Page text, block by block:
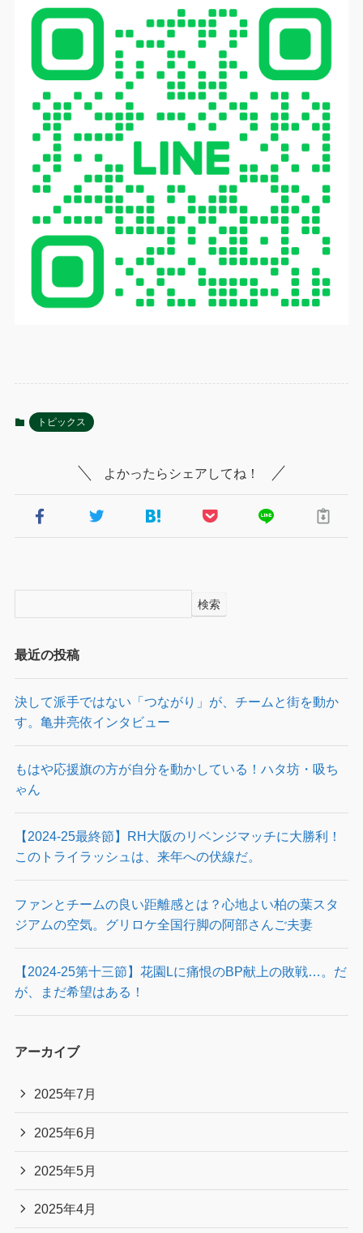
トピックス
よかったらシェアしてね！
検索
最近の投稿
決して派手ではない「つながり」が、チームと街を動か
す。亀井亮依インタビュー
もはや応援旗の方が自分を動かしている！ハタ坊・吸ち
ゃん
【2024-25最終節】RH大阪のリベンジマッチに大勝利！
このトライラッシュは、来年への伏線だ。
ファンとチームの良い距離感とは？心地よい柏の葉スタ
ジアムの空気。グリロケ全国行脚の阿部さんご夫妻
【2024-25第十三節】花園Lに痛恨のBP献上の敗戦…。だ
が、まだ希望はある！
アーカイブ
2025年7月
2025年6月
2025年5月
2025年4月